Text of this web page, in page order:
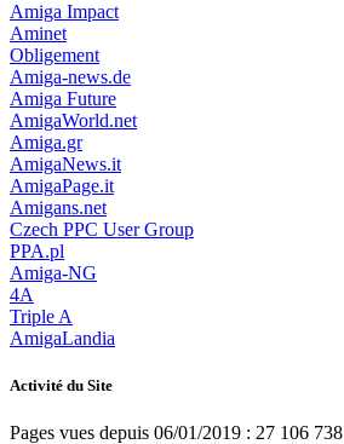
Amiga Impact
Aminet
Obligement
Amiga-news.de
Amiga Future
AmigaWorld.net
Amiga.gr
AmigaNews.it
AmigaPage.it
Amigans.net
Czech PPC User Group
PPA.pl
Amiga-NG
4A
Triple A
AmigaLandia
Activité du Site
Pages vues depuis 06/01/2019 : 27 106 738